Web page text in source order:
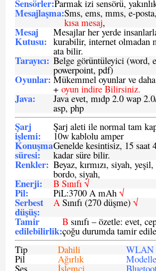
Sensörler:Parmak izi sensörü,
Mesajlaşma:Sms, ems, mms, e-
kısa mesaj,
Mesaj
Kutusu:
Mesajlar her yerde
kurabilir, internet olmadan
ata bilir.
Tarayıcı: Belge görüntüleyici (word,
powerpoint, pdf)
Oyunlar: Mükemmel oyunlar ve
+ oyun indire Bilirsiniz.
Java: Java evet, mıdp 2.0 wap
asp, php
Şarj
işlemi:
Şarj aleti ile normal tam
10w kablolu amper
Konuşma
süresi:
Genelde kesintisiz, 15 saat
kadar süre bilir.
Renkler: Beyaz, kırmızı, siyah,
bordo, siyah,
Enerji: B Sınıfı √
Pil: PiL:3700 A mAh √
Serbest
düşüş:
ASınıfı (270 düşme) √
Tamir
edilebilirlik:
B sınıfı – özetle: evet,
çoğu durumda tamir
Tip
Dahili WLAN
Pil Ağırlık
Ses İşlemci